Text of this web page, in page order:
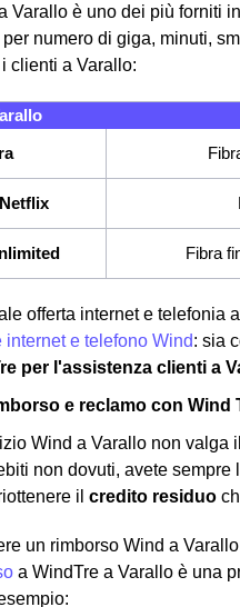
Varallo è uno dei più forniti
numero di giga, minuti,
clienti a Varallo:
Fibra
offerta internet e telefonia
internet e telefono Wind: sia
per l'assistenza clienti a
e reclamo con Wind
Wind a Varallo non
non dovuti, avete sempre
il credito residuo
un rimborso Wind a Varallo
a WindTre a Varallo è una